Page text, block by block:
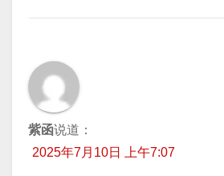
紫函说道：
2025年7月10日 上午7:07